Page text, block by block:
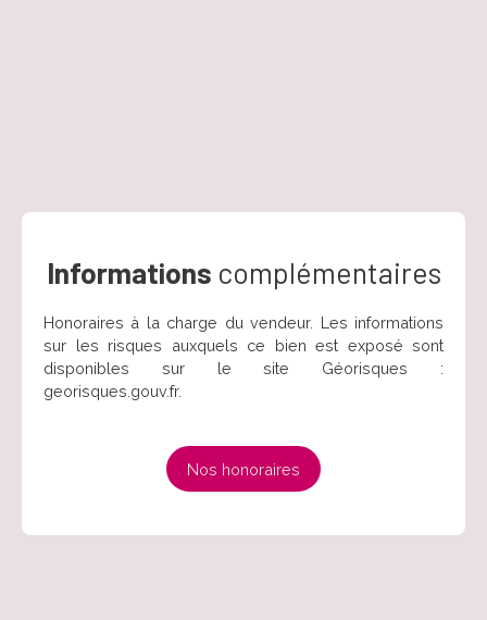
Informations complémentaires
Honoraires à la charge du vendeur. Les informations
sur les risques auxquels ce bien est exposé sont
disponibles sur le site Géorisques :
georisques.gouv.fr.
Nos honoraires